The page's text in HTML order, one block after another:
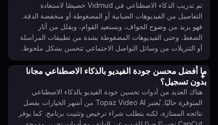
تم تدريب الذكاء الاصطناعي في Vidmud خصيصًا لاستعادة
التفاصيل من الفيديوهات الضبابية أو المضغوطة أو منخفضة الدقة.
فهو يزيد من وضوح الحواف، ويستعيد القوام، ويقلل من آثار
الضغط. وحتى الفيديوهات المضغوطة بشدة من تطبيقات المراسلة
أو التنزيلات من وسائل التواصل الاجتماعي تتحسن بشكل ملحوظ.
ما أفضل محسن جودة الفيديو بالذكاء الاصطناعي مجانا
بدون تسجيل؟
هناك العديد من أدوات تحسين جودة الفيديو بالذكاء الاصطناعي
المتوفرة حاليًا. يُعتبر Topaz Video AI من أشهر الخيارات بفضل
نتائجه الممتازة، لكنه يتطلب شراء ترخيص وتثبيت برنامج. كما يوفر